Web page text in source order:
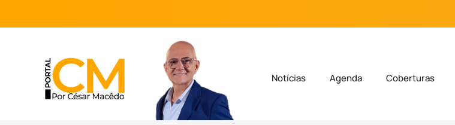
Notícias Agenda Coberturas